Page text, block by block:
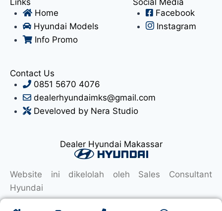
Links
Home
Hyundai Models
Info Promo
Social Media
Facebook
Instagram
Contact Us
0851 5670 4076
dealerhyundaimks@gmail.com
Develoved by Nera Studio
Dealer Hyundai Makassar
Website ini dikelolah oleh Sales Consultant
Hyundai